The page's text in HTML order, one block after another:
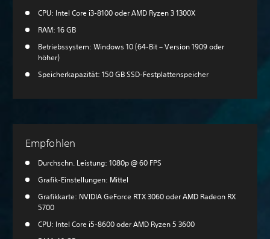
CPU: Intel Core i3-8100 oder AMD Ryzen 3 1300X
RAM: 16 GB
Betriebssystem: Windows 10 (64-Bit – Version 1909 oder
höher)
Speicherkapazität: 150 GB SSD-Festplattenspeicher
Empfohlen
Durchschn. Leistung: 1080p @ 60 FPS
Grafik-Einstellungen: Mittel
Grafikkarte: NVIDIA GeForce RTX 3060 oder AMD Radeon RX
5700
CPU: Intel Core i5-8600 oder AMD Ryzen 5 3600